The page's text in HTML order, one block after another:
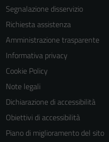
Segnalazione disservizio
Richiesta assistenza
Amministrazione trasparente
Informativa privacy
Cookie Policy
Note legali
Dichiarazione di accessibilità
Obiettivi di accessibilità
Piano di miglioramento del sito